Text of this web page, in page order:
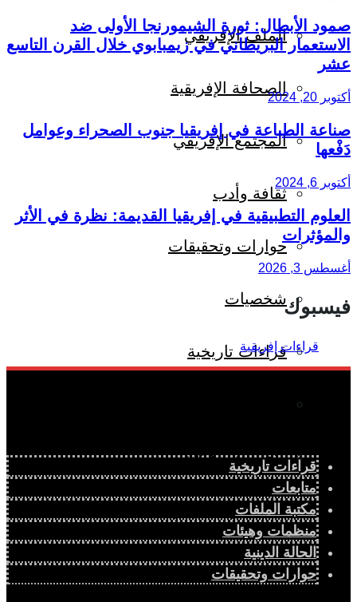
الملف الإفريقي
الصحافة الإفريقية
المجتمع الإفريقي
ثقافة وأدب
حوارات وتحقيقات
شخصيات
قراءات تاريخية
منظمات وهيئات
كتاب قراءات إفريقية
صمود الأبطال: ثورة الشيمورنجا الأولى ضد
الاستعمار البريطاني في زيمبابوي خلال القرن التاسع
عشر
أكتوبر 20, 2024
صناعة الطباعة في إفريقيا جنوب الصحراء وعوامل
دَفْعها
أكتوبر 6, 2024
العلوم التطبيقية في إفريقيا القديمة: نظرة في الأثر
والمؤثرات
أغسطس 3, 2026
فيسبوك
قراءات تاريخية
متابعات
مكتبة الملفات
منظمات وهيئات
الحالة الدينية
حوارات وتحقيقات